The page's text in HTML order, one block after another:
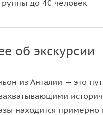
до 40 человек
об экскурсии
из Анталии — это
находится примерно